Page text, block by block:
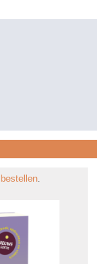
bestellen